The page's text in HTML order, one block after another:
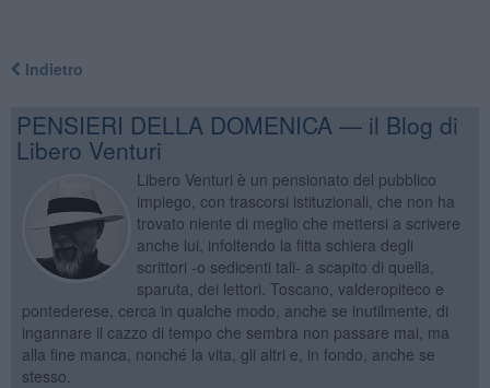
Indietro
PENSIERI DELLA DOMENICA — il Blog di
Libero Venturi
Libero Venturi è un pensionato del pubblico
impiego, con trascorsi istituzionali, che non ha
trovato niente di meglio che mettersi a scrivere
anche lui, infoltendo la fitta schiera degli
scrittori -o sedicenti tali- a scapito di quella,
sparuta, dei lettori. Toscano, valderopiteco e
pontederese, cerca in qualche modo, anche se inutilmente, di
ingannare il cazzo di tempo che sembra non passare mai, ma
alla fine manca, nonché la vita, gli altri e, in fondo, anche se
stesso.